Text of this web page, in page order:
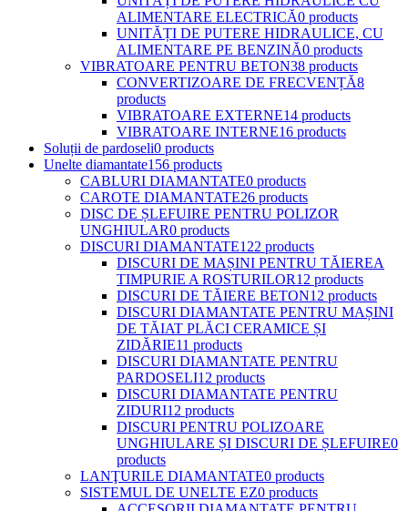
ALIMENTARE ELECTRICĂ0 products
UNITĂȚI DE PUTERE HIDRAULICE, CU
ALIMENTARE PE BENZINĂ0 products
VIBRATOARE PENTRU BETON38 products
CONVERTIZOARE DE FRECVENȚĂ8
products
VIBRATOARE EXTERNE14 products
VIBRATOARE INTERNE16 products
Soluții de pardoseli0 products
Unelte diamantate156 products
CABLURI DIAMANTATE0 products
CAROTE DIAMANTATE26 products
DISC DE ȘLEFUIRE PENTRU POLIZOR
UNGHIULAR0 products
DISCURI DIAMANTATE122 products
DISCURI DE MAȘINI PENTRU TĂIEREA
TIMPURIE A ROSTURILOR12 products
DISCURI DE TĂIERE BETON12 products
DISCURI DIAMANTATE PENTRU MAȘINI
DE TĂIAT PLĂCI CERAMICE ȘI
ZIDĂRIE11 products
DISCURI DIAMANTATE PENTRU
PARDOSELI12 products
DISCURI DIAMANTATE PENTRU
ZIDURI12 products
DISCURI PENTRU POLIZOARE
UNGHIULARE ȘI DISCURI DE ȘLEFUIRE0
products
LANŢURILE DIAMANTATE0 products
SISTEMUL DE UNELTE EZ0 products